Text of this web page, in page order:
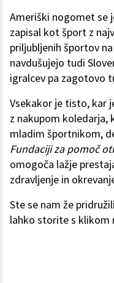
Ameriški nogomet se
zapisal kot šport z
priljubljenih športov
navdušujejo tudi
igralcev pa zagotovo
Vsekakor je tisto, kar
z nakupom koledarja,
mladim športnikom,
Fundaciji za pomoč
omogoča lažje
zdravljenje in
Ste se nam že
lahko storite s klikom